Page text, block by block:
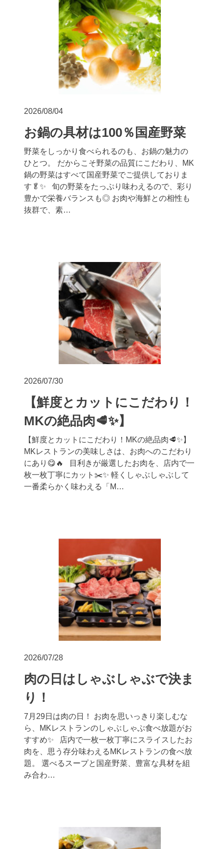
2026/08/04
お鍋の具材は100％国産野菜
野菜をしっかり食べられるのも、お鍋の魅力の
ひとつ。 だからこそ野菜の品質にこだわり、MK
鍋の野菜はすべて国産野菜でご提供しておりま
す🥬✨ 旬の野菜をたっぷり味わえるので、彩り
豊かで栄養バランスも◎ お肉や海鮮との相性も
抜群で、素…
2026/07/30
【鮮度とカットにこだわり！
MKの絶品肉🥩✨】
【鮮度とカットにこだわり！MKの絶品肉🥩✨】
MKレストランの美味しさは、お肉へのこだわり
にあり😋🔥 目利きが厳選したお肉を、店内で一
枚一枚丁寧にカット✂️✨ 軽くしゃぶしゃぶして
一番柔らかく味わえる「M…
2026/07/28
肉の日はしゃぶしゃぶで決ま
り！
7月29日は肉の日！ お肉を思いっきり楽しむな
ら、MKレストランのしゃぶしゃぶ食べ放題がお
すすめ✨ 店内で一枚一枚丁寧にスライスしたお
肉を、思う存分味わえるMKレストランの食べ放
題。 選べるスープと国産野菜、豊富な具材を組
み合わ…